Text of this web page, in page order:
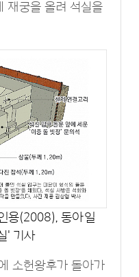
재궁을 올려 석실을
용(2008), 동아일
' 기사
소헌왕후가 돌아가